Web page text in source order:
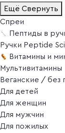
Ещё Свернуть
Спреи
Пептиды в
Ручки Peptide
Витамины и
Мультивитамины
Веганские / без
Для детей
Для женщин
Для мужчин
Для пожилых